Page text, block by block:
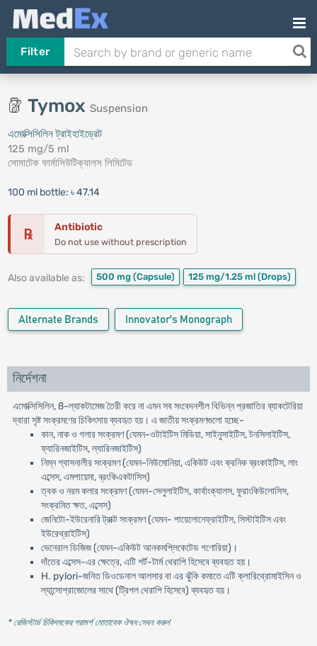
Filter
Tymox Suspension
এমোক্সিসিলিন ট্রাইহাইড্রেট
125 mg/5 ml
সোমাটেক ফার্মাসিউটিক্যালস লিমিটেড
100 ml bottle: ৳ 47.14
℞ Antibiotic
Do not use without prescription
Also available as: 500 mg (Capsule) 125 mg/1.25 ml (Drops)
Alternate Brands Innovator's Monograph
নির্দেশনা
এমোক্সিসিলিন, ß-ল্যাকটামেজ তৈরী করে না এমন সব সংবেদনশীল বিভিন্ন প্রজাতির ব্যাকটেরিয়া
দ্বারা সৃষ্ট সংক্রমণের চিকিৎসায় ব্যবহৃত হয়। এ জাতীয় সংক্রমণগুলো হচ্ছে-
কান, নাক ও গলার সংক্রমণ (যেমন-ওটাইটিস মিডিয়া, সাইনুসাইটিস, টনসিলাইটিস,
ফ্যারিনজাইটিস, ল্যারিনজাইটিস)
নিম্ন শ্বাসনালীর সংক্রমণ (যেমন-নিউমোনিয়া, একিউট এবং ক্রনিক ব্রংকাইটিস, লাং
এব্সেস, এমপায়েমা, ব্রংকিএকটাসিস)
ত্বক ও নরম কলার সংক্রমণ (যেমন-সেলুলাইটিস, কার্বাংক্যালস, ফুরাংকিউলোসিস,
সংক্রমিত ক্ষত, এব্সেস)
জেনিটো-ইউরেনারি ট্রাক্ট সংক্রমণ (যেমন- পায়েলোনেফ্রাইটিস, সিস্টাইটিস এবং
ইউরেথ্রাইটিস)
ভেনেরাল ডিজিজ (যেমন-একিউট আনকমপ্লিকেটেড গণোরিয়া)।
দাঁতের এব্সেস-এর ক্ষেত্রে, এটি শর্ট-টার্ম থেরাপি হিসেবে ব্যবহৃত হয়।
H. pylori-জনিত ডিওডেনাল আলসার বা এর ঝুঁকি কমাতে এটি ক্লারিথ্রোমাইসিন ও
ল্যান্সোপ্রাজোলের সাথে (ট্রিপল থেরাপি হিসেবে) ব্যবহৃত হয়।
* রেজিস্টার্ড চিকিৎসকের পরামর্শ মোতাবেক ঔষধ সেবন করুন'